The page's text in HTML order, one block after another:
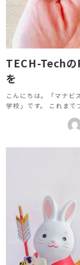
TECH-Techの
を
こんにちは。「マナビ
学校」です。 これま